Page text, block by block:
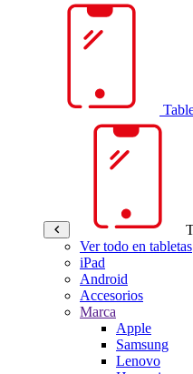
Ver todo en tabletas
iPad
Android
Accesorios
Marca
Apple
Samsung
Lenovo